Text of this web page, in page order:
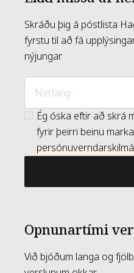
Skráðu þig á póstlista
fyrstu til að fá
nýjungar
Ég óska eftir að skrá
fyrir þeirri beinu
Opnunartími
Við bjóðum langa og